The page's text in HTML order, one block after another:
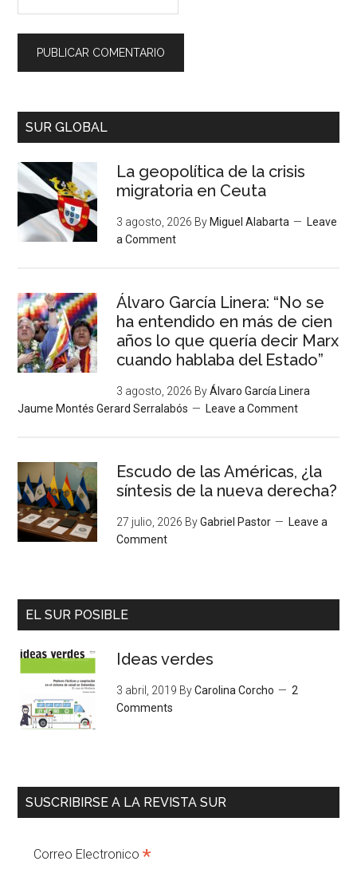
SUR GLOBAL
La geopolítica de la crisis
migratoria en Ceuta
3 agosto, 2026 By Miguel Alabarta
Leave
a Comment
Álvaro García Linera: “No se
ha entendido en más de cien
años lo que quería decir Marx
cuando hablaba del Estado”
3 agosto, 2026 ByÁlvaro García Linera
Jaume Montés Gerard Serralabós
Leave a Comment
Escudo de las Américas, ¿la
síntesis de la nueva derecha?
27 julio, 2026 ByGabriel Pastor
Leave a
Comment
EL SUR POSIBLE
Ideas verdes
3 abril, 2019 ByCarolina Corcho
2
Comments
SUSCRIBIRSE A LA REVISTA SUR
Correo Electronico*